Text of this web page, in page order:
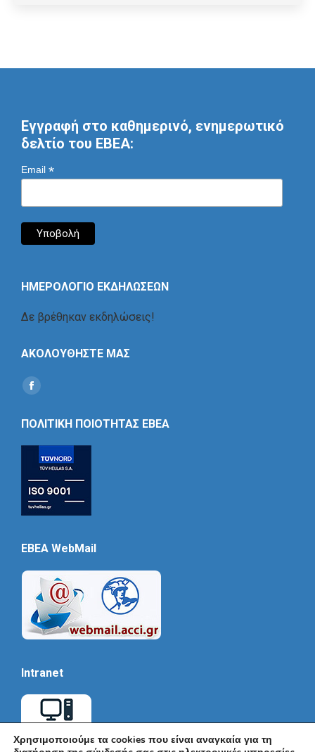
Εγγραφή στο καθημερινό, ενημερωτικό
δελτίο του ΕΒΕΑ:
Email *
ΗΜΕΡΟΛΟΓΙΟ ΕΚΔΗΛΩΣΕΩΝ
Δε βρέθηκαν εκδηλώσεις!
ΑΚΟΛΟΥΘΗΣΤΕ ΜΑΣ
Find us on:
Social
ΠΟΛΙΤΙΚΗ ΠΟΙΟΤΗΤΑΣ ΕΒΕΑ
EBEA WebMail
Intranet
Χρησιμοποιούμε τα cookies που είναι αναγκαία για τη